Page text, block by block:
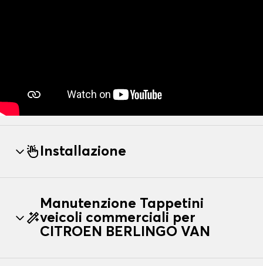
Installazione
Manutenzione Tappetini
veicoli commerciali per
CITROEN BERLINGO VAN